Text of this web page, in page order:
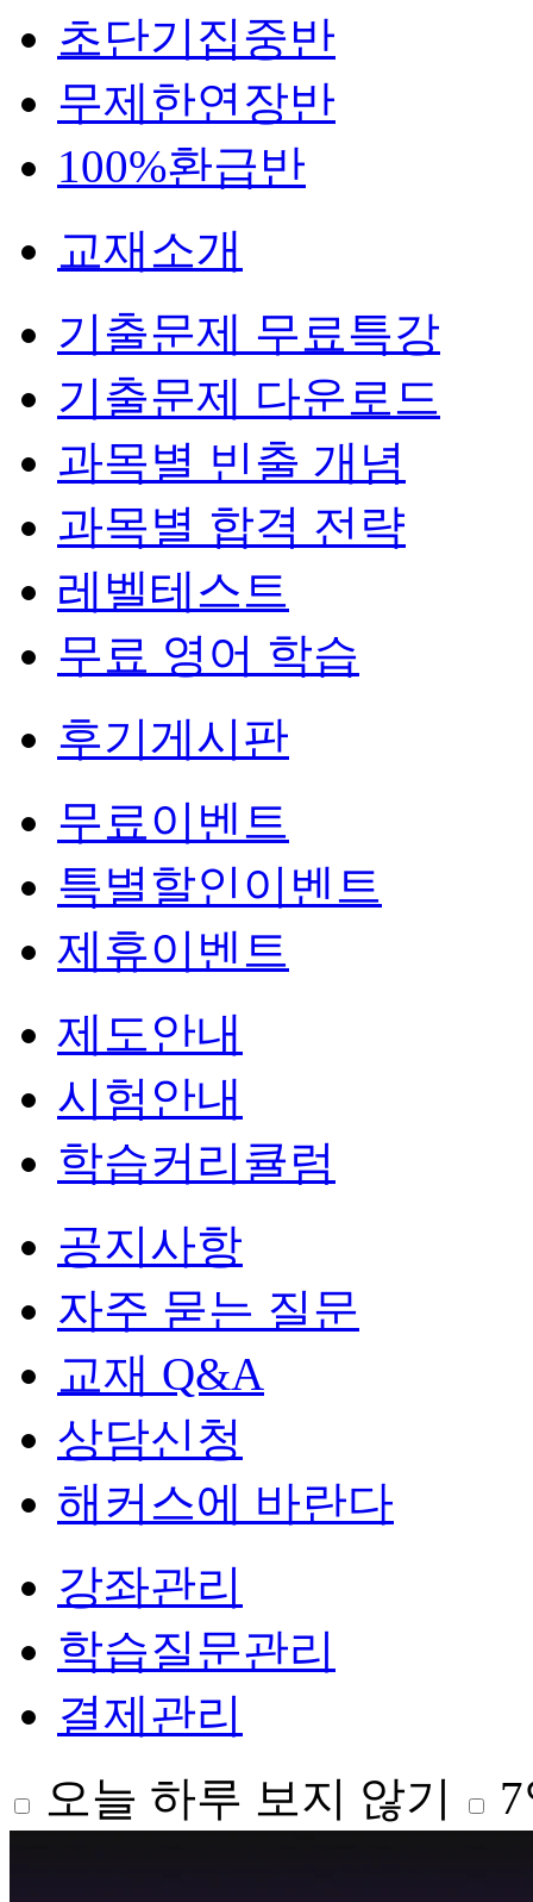
초단기집중반
무제한연장반
100%환급반
교재소개
기출문제 무료특강
기출문제 다운로드
과목별 빈출 개념
과목별 합격 전략
레벨테스트
무료 영어 학습
후기게시판
무료이벤트
특별할인이벤트
제휴이벤트
제도안내
시험안내
학습커리큘럼
공지사항
자주 묻는 질문
교재 Q&A
상담신청
해커스에 바란다
강좌관리
학습질문관리
결제관리
오늘 하루 보지 않기